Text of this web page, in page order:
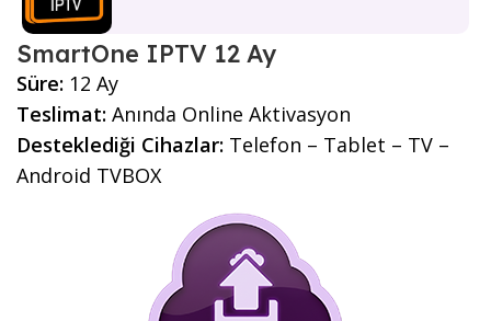
SmartOne IPTV 12 Ay
Süre: 12 Ay
Teslimat: Anında Online Aktivasyon
Desteklediği Cihazlar: Telefon – Tablet – TV –
Android TVBOX